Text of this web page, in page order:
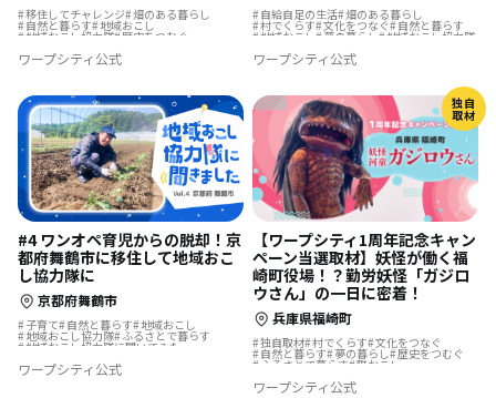
移住してチャレンジ 畑のある暮らし
自然と暮らす 地域おこし
地域おこし協力隊 歴史をつむぐ
ワープシティ公式
自給自足の生活 畑のある暮らし
村でくらす 文化をつなぐ 自然と暮らす
地域おこし 夢の暮らし 地域おこし協力隊
地域おこし協力隊に聞いてみた
ワープシティ公式
#4 ワンオペ育児からの脱却！京
都府舞鶴市に移住して地域おこ
し協力隊に
京都府舞鶴市
子育て 自然と暮らす 地域おこし
地域おこし協力隊 ふるさとで暮らす
地域おこし協力隊に聞いてみた
ワープシティ公式
独自
取材
【ワープシティ1周年記念キャン
ペーン当選取材】妖怪が働く福
崎町役場！？勤労妖怪「ガジロ
ウさん」の一日に密着！
兵庫県福崎町
独自取材 村でくらす 文化をつなぐ
自然と暮らす 夢の暮らし 歴史をつむぐ
ふるさとで暮らす 町おこし
ワープシティ公式